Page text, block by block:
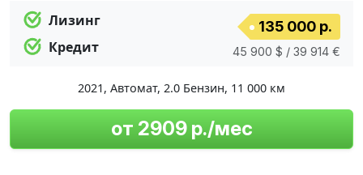
Лизинг
Кредит
135 000 р.
45 900 $ / 39 914 €
2021, Автомат, 2.0 Бензин, 11 000 км
от 2909 р./мес